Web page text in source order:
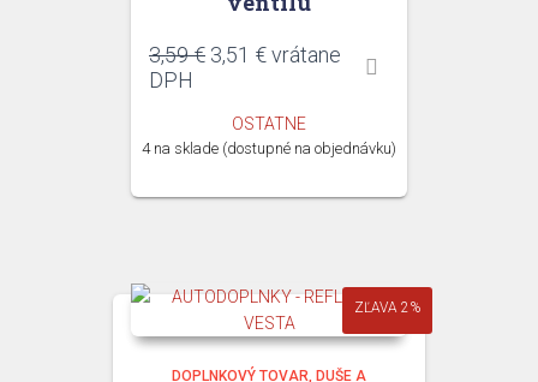
3,59€ Pôvodná
3,59 €.
3,51 €Aktuálna
3,51 €.
vrátane
DPH
OSTATNE
4 na sklade (dostupné na objednávku)
ZĽAVA 2%
DOPLNKOVÝ TOVAR DUŠE A